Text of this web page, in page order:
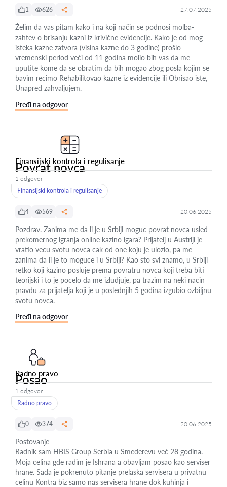
1 626 27.07.2025
Želim da vas pitam kako i na koji način se podnosi molba-
zahtev o brisanju kazni iz krivične evidencije. Kako je od mog
isteka kazne zatvora (visina kazne do 3 godine) prošlo
vremenski period veći od 11 godina molio bih vas da me
uputite kome da se obratim da bih mogao zbog posla kojim se
bavim recimo Rehabilitovao kazne iz evidencije ili Obrisao iste,
Unapred zahvaljujem.
Pređi na odgovor
Finansijski kontrola i regulisanje
Povrat novca
1 odgovor
Finansijski kontrola i regulisanje
4 569 20.06.2025
Pozdrav. Zanima me da li je u Srbiji moguc povrat novca usled
prekomernog igranja online kazino igara? Prijatelj u Austriji je
vratio vecu svotu novca cak od one koju je ulozio, pa me
zanima da li je to moguce i u Srbiji? Kao sto svi znamo, u Srbiji
retko koji kazino posluje prema povratru novca koji treba biti
teorijski i to je pocelo da me izludjuje, pa trazim na neki nacin
pravdu za prijatelja koji je u poslednjih 5 godina izgubio ozbiljnu
svotu novca.
Pređi na odgovor
Radno pravo
Posao
1 odgovor
Radno pravo
0 374 20.06.2025
Postovanje
Radnik sam HBIS Group Serbia u Smederevu već 28 godina.
Moja celina gde radim je Ishrana a obavljam posao kao serviser
hrane. Sada je pokrenuto pitanje prelaska servisera u privatnu
celinu Kontra biz samo nas servisera hrane dok kuhinja i